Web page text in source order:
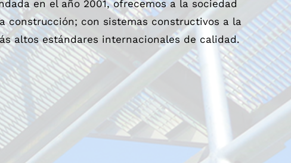
en el año 2001, ofrecemos a la sociedad
construcción; con sistemas constructivos a la
altos estándares internacionales de calidad.